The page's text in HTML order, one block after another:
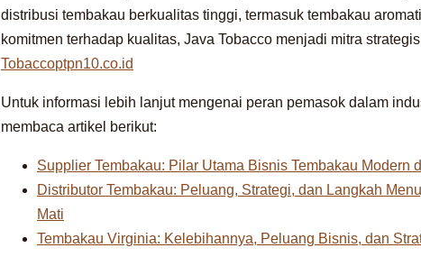
distribusi tembakau berkualitas tinggi, termasuk tembakau
komitmen terhadap kualitas, Java Tobacco menjadi mitra
Tobaccoptpn10.co.id
Untuk informasi lebih lanjut mengenai peran pemasok dalam
membaca artikel berikut:
Supplier Tembakau: Pilar Utama Bisnis Tembakau Modern
Distributor Tembakau: Peluang, Strategi, dan Langkah
Mati
Tembakau Virginia: Kelebihannya, Peluang Bisnis, dan